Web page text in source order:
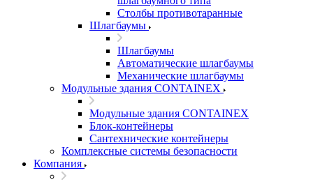
Столбы противотаранные
Шлагбаумы
Шлагбаумы
Автоматические шлагбаумы
Механические шлагбаумы
Модульные здания CONTAINEX
Модульные здания CONTAINEX
Блок-контейнеры
Сантехнические контейнеры
Комплексные системы безопасности
Компания